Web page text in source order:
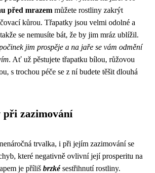
před mrazem můžete rostliny zakrýt
kůrou. Třapatky jsou velmi odolné a
se nemusíte bát, že by jim mráz ublížil.
jim prospěje a na jaře se vám odmění
Ať už pěstujete třapatku bílou, růžovou
s trochou péče se z ní budete těšit dlouhá
při zazimování
trvalka, i při jejím zazimování se
které negativně ovlivní její prosperitu na
je příliš brzkésestřihnutí rostliny.